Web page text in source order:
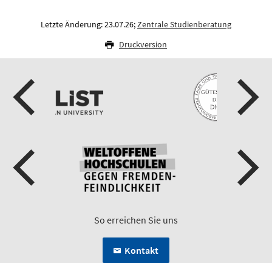
Letzte Änderung: 23.07.26;Zentrale Studienberatung
Druckversion
So erreichen Sie uns
Kontakt